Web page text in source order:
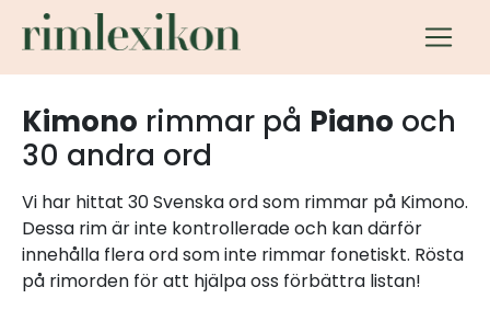
Kimono rimmar på Piano och
30 andra ord
Vi har hittat 30 Svenska ord som rimmar på Kimono.
Dessa rim är inte kontrollerade och kan därför
innehålla flera ord som inte rimmar fonetiskt. Rösta
på rimorden för att hjälpa oss förbättra listan!